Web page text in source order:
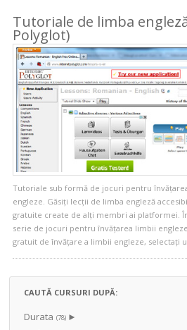
Tutoriale de limba
Polyglot)
Tutoriale sub formă de jocuri pentru
engleze. Găsiți lecții de limba engleză
gratuite create de alți membri ai platformei.
serie de jocuri pentru învățarea limbii
gratuit de învățare a limbii engleze, selectați
CAUTĂ CURSURI DUPĂ:
Durata (78) ►